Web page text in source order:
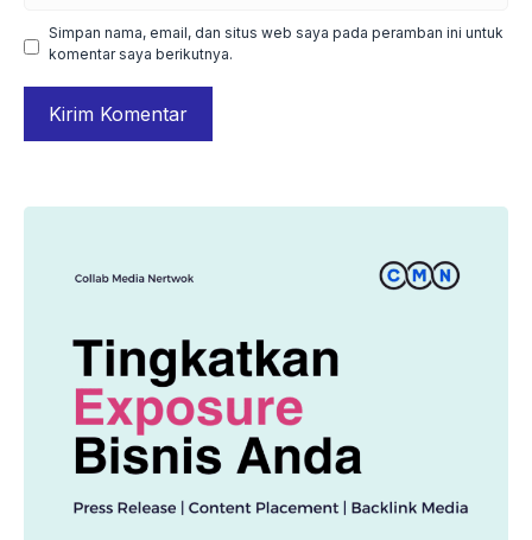
Simpan nama, email, dan situs web saya pada peramban ini untuk
komentar saya berikutnya.